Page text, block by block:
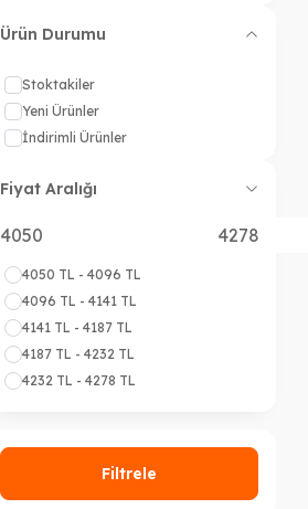
12 YAŞ (4)
Ürün Durumu
Stoktakiler
Yeni Ürünler
İndirimli Ürünler
Fiyat Aralığı
4050 TL - 4096 TL
4096 TL - 4141 TL
4141 TL - 4187 TL
4187 TL - 4232 TL
4232 TL - 4278 TL
Filtrele